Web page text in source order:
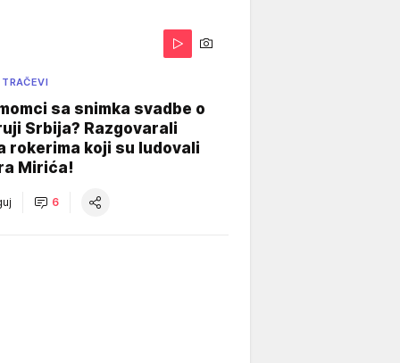
sa snimka svadbe o
Srbija? Razgovarali
rokerima koji su ludovali
Mirića!
6